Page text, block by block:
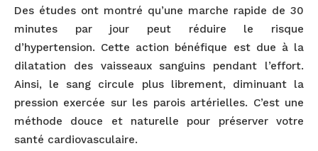
Des études ont montré qu’une marche rapide de 30
minutes par jour peut réduire le risque
d’hypertension. Cette action bénéfique est due à la
dilatation des vaisseaux sanguins pendant l’effort.
Ainsi, le sang circule plus librement, diminuant la
pression exercée sur les parois artérielles. C’est une
méthode douce et naturelle pour préserver votre
santé cardiovasculaire.